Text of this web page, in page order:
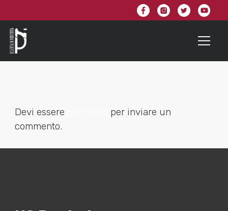
Devi essere
per inviare un
commento.